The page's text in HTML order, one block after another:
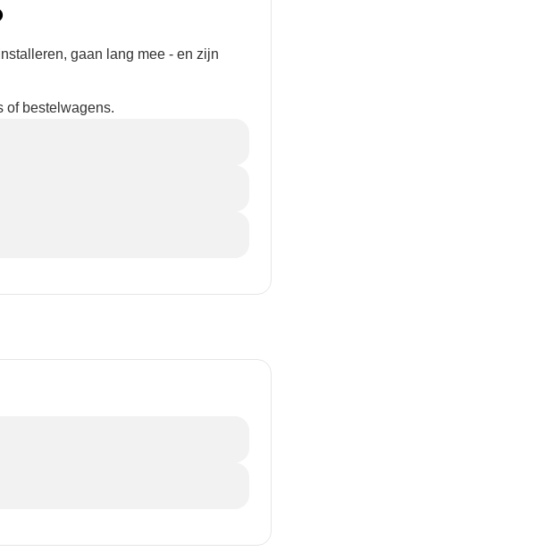
gaan lang mee - en zijn
of bestelwagens.